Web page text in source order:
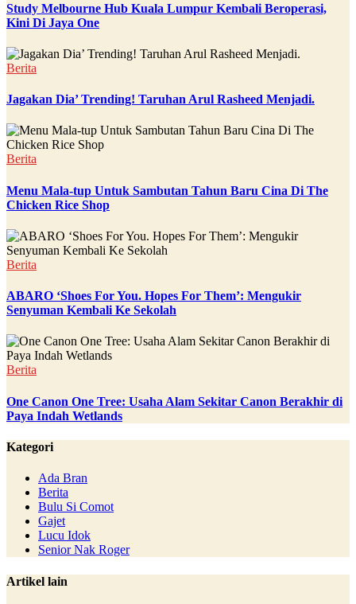
Study Melbourne Hub Kuala Lumpur Kembali Beroperasi,
Kini Di Jaya One
Berita
Jagakan Dia’ Trending! Taruhan Arul Rasheed Menjadi.
Berita
Menu Mala-tup Untuk Sambutan Tahun Baru Cina Di The
Chicken Rice Shop
Berita
ABARO ‘Shoes For You. Hopes For Them’: Mengukir
Senyuman Kembali Ke Sekolah
Berita
One Canon One Tree: Usaha Alam Sekitar Canon Berakhir di
Paya Indah Wetlands
Kategori
Ada Bran
Berita
Bulu Si Comot
Gajet
Lucu Idok
Senior Nak Roger
Artikel lain